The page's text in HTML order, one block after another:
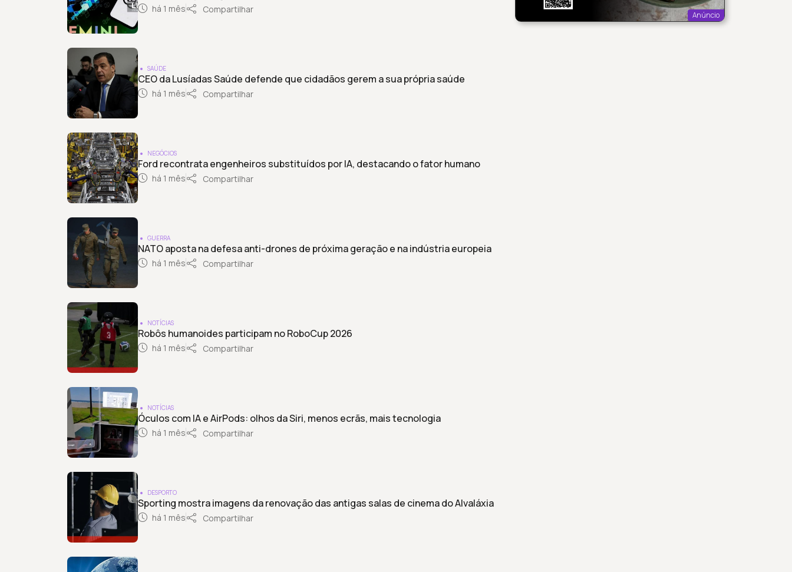
Anúncio
há 1 mês Compartilhar
SAÚDE
CEO da Lusíadas Saúde defende que cidadãos gerem a sua própria saúde
há 1 mês Compartilhar
NEGÓCIOS
Ford recontrata engenheiros substituídos por IA, destacando o fator humano
há 1 mês Compartilhar
GUERRA
NATO aposta na defesa anti-drones de próxima geração e na indústria europeia
há 1 mês Compartilhar
NOTÍCIAS
Robôs humanoides participam no RoboCup 2026
há 1 mês Compartilhar
NOTÍCIAS
Óculos com IA e AirPods: olhos da Siri, menos ecrãs, mais tecnologia
há 1 mês Compartilhar
DESPORTO
Sporting mostra imagens da renovação das antigas salas de cinema do Alvaláxia
há 1 mês Compartilhar